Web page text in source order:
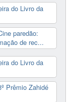
do Livro da
paredão:
de rec...
do Livro da
Prêmio Zahidé